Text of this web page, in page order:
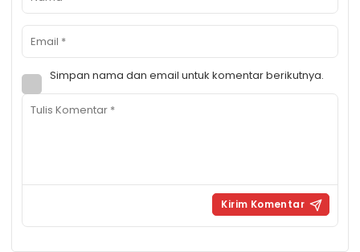
Simpan nama dan email untuk komentar berikutnya.